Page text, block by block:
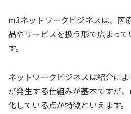
m3ネットワークビジネスは、医
品やサービスを扱う形で広まっ
す。
ネットワークビジネスは紹介に
が発生する仕組みが基本ですが
化している点が特徴といえます。